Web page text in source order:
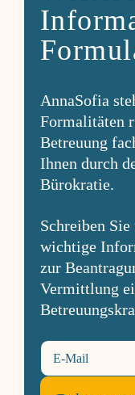
AnnaSofia
Formalitäten
Betreuung
Ihnen durch
Bürokratie.
Schreiben
wichtige
zur
Vermittlung